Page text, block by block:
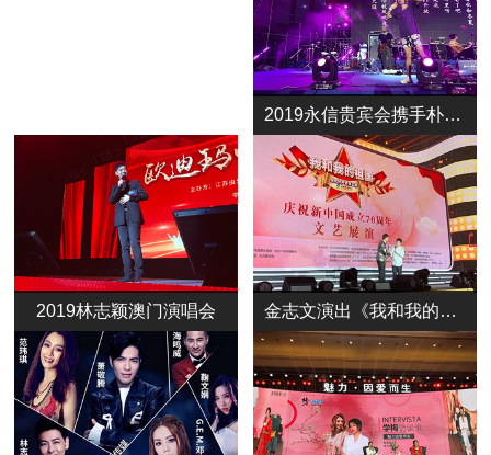
2019永信贵宾会携手朴树演唱会
2019林志颖澳门演唱会 金志文演出《我和我的祖国》，贺新中国成立70周年